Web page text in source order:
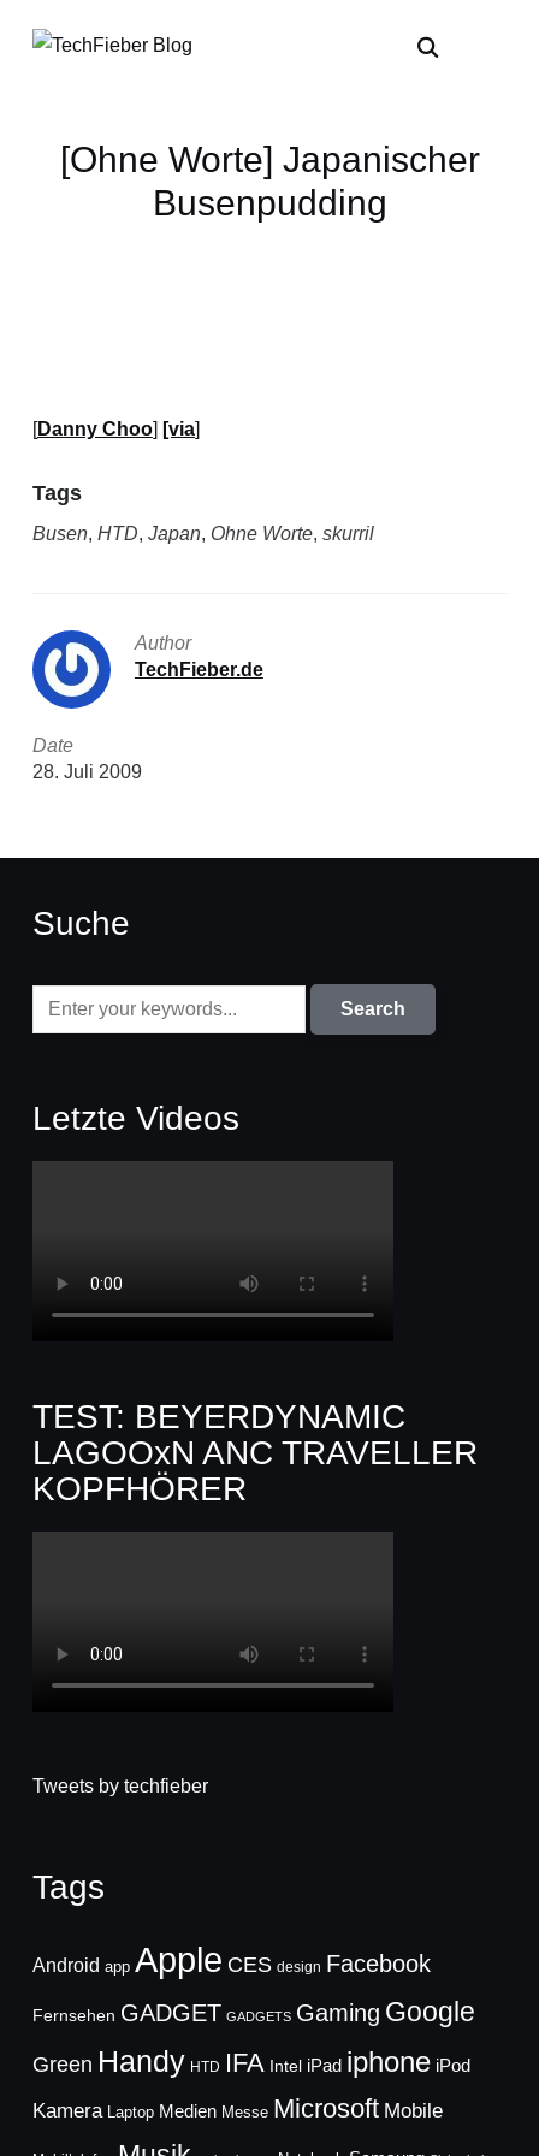
[Ohne Worte] Japanischer
Busenpudding
[Danny Choo] [via]
Tags
Busen, HTD, Japan, Ohne Worte, skurril
Author
TechFieber.de
Date
28. Juli 2009
Suche
Letzte Videos
TEST: BEYERDYNAMIC
LAGOOxN ANC TRAVELLER
KOPFHÖRER
Tweets by techfieber
Tags
Android app Apple CES design Facebook
Fernsehen GADGET GADGETS Gaming Google
Green Handy HTD IFA Intel iPad iphone iPod
Kamera Laptop Medien Messe Microsoft Mobile